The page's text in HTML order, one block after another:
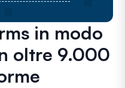
in modo
oltre 9.000